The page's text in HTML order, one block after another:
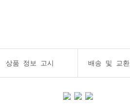
상품 정보 고시 배송 및 교